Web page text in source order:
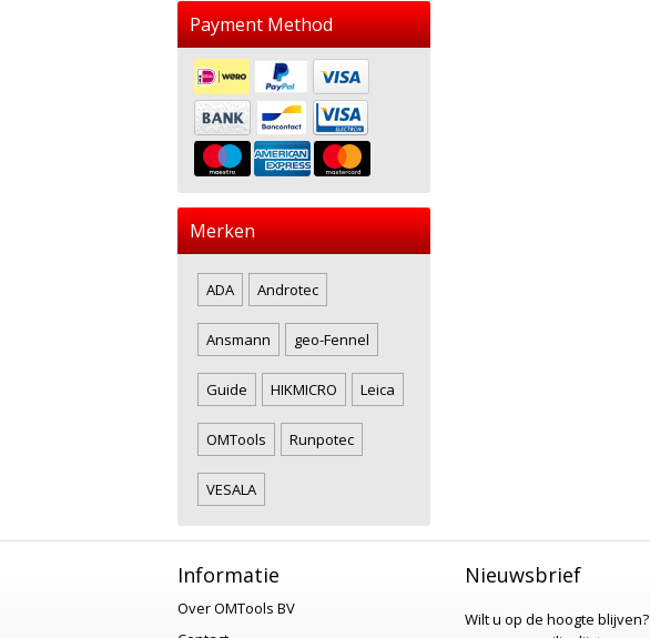
Payment Method
Merken
ADA Androtec
Ansmann geo-Fennel
Guide HIKMICRO Leica
OMTools Runpotec
VESALA
Informatie
Over OMTools BV
Nieuwsbrief
Wilt u op de hoogte blijven?